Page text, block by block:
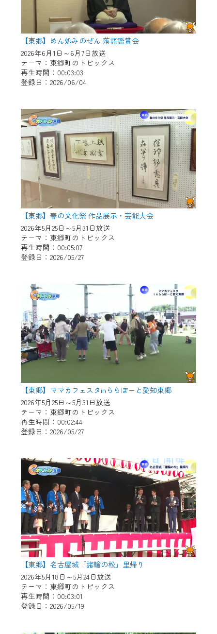
【東郷】めん処みのぜん 落語鑑賞会
2026年6月1日～6月7日放送
テーマ：東郷町のトピックス
再生時間：00:03:03
登録日：2026/06/04
【東郷】春の文化祭 作品展示・芸能大会
2026年5月25日～5月31日放送
テーマ：東郷町のトピックス
再生時間：00:05:07
登録日：2026/05/27
【東郷】ママカフェスタinららぽーと愛知東郷
2026年5月25日～5月31日放送
テーマ：東郷町のトピックス
再生時間：00:02:44
登録日：2026/05/27
【東郷】名古屋城「諸輪の松」里帰り
2026年5月18日～5月24日放送
テーマ：東郷町のトピックス
再生時間：00:03:01
登録日：2026/05/19